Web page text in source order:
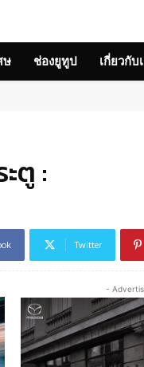
ษ ช่องยูทูป เกี่ยวกับ
ตู :
Twitter
-